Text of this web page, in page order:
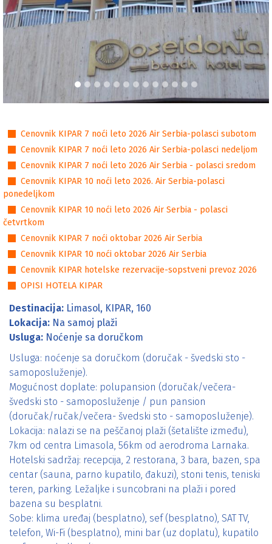
Cenovnik KIPAR 7 noći leto 2026 Air Serbia-polasci subotom
Cenovnik KIPAR 7 noći leto 2026 Air Serbia-polasci nedeljom
Cenovnik KIPAR 7 noći leto 2026 Air Serbia - polasci sredom
Cenovnik KIPAR 10 noći leto 2026. Air Serbia-polasci
ponedeljkom
Cenovnik KIPAR 10 noći leto 2026 Air Serbia - polasci
četvrtkom
Cenovnik KIPAR 7 noći oktobar 2026 Air Serbia
Cenovnik KIPAR 10 noći oktobar 2026 Air Serbia
Cenovnik KIPAR hotelske rezervacije-sopstveni prevoz 2026
OPISI HOTELA KIPAR
Destinacija: Limasol, KIPAR, 160
Lokacija: Na samoj plaži
Usluga: Noćenje sa doručkom
Usluga: noćenje sa doručkom (doručak - švedski sto -
samoposluženje).
Mogućnost doplate: polupansion (doručak/večera-
švedski sto - samoposluženje / pun pansion
(doručak/ručak/večera- švedski sto - samoposluženje).
Lokacija: nalazi se na peščanoj plaži (šetalište između),
7km od centra Limasola, 56km od aerodroma Larnaka.
Hotelski sadržaj: recepcija, 2 restorana, 3 bara, bazen, spa
centar (sauna, parno kupatilo, đakuzi), stoni tenis, teniski
teren, parking. Ležaljke i suncobrani na plaži i pored
bazena su besplatni.
Sobe: klima uređaj (besplatno), sef (besplatno), SAT TV,
telefon, Wi-Fi (besplatno), mini bar (uz doplatu), kupatilo